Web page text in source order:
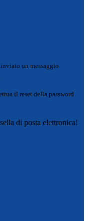
un messaggio
il reset della password
di posta elettronica!